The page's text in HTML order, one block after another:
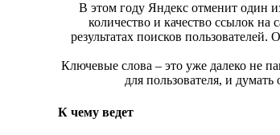
В этом году Яндекс отменит один
количество и качество ссылок на
результатах поисков
Ключевые слова – это уже далеко не
для пользователя, и
К чему ведет